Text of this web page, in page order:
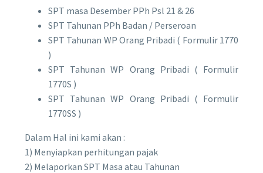
SPT masa Desember PPh Psl 21 & 26
SPT Tahunan PPh Badan / Perseroan
SPT Tahunan WP Orang Pribadi ( Formulir 1770
)
SPT Tahunan WP Orang Pribadi ( Formulir
1770S )
SPT Tahunan WP Orang Pribadi ( Formulir
1770SS )
Dalam Hal ini kami akan :
1) Menyiapkan perhitungan pajak
2) Melaporkan SPT Masa atau Tahunan